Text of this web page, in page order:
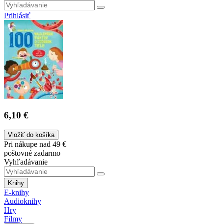
Prihlásiť
6,10 €
Vložiť do košíka
Pri nákupe nad 49 €
poštovné zadarmo
Vyhľadávanie
Knihy
E-knihy
Audioknihy
Hry
Filmy